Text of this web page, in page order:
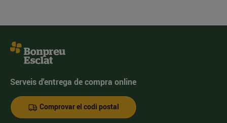
Serveis d'entrega de compra online
Comprovar el codi postal